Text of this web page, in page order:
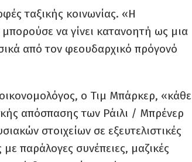
ταξικής κοινωνίας. «Η
να γίνει κατανοητή ως μια
από τον φεουδαρχικό πρόγονό
ο Τιμ Μπάρκερ, «κάθε
απόσπασης των Ράιλι / Μπρένερ
στοιχείων σε εξευτελιστικές
παράλογες συνέπειες, μαζικές